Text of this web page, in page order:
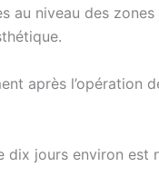
au niveau des
après l’opération
jours environ est